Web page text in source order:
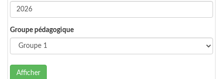
Groupe pédagogique
Afficher